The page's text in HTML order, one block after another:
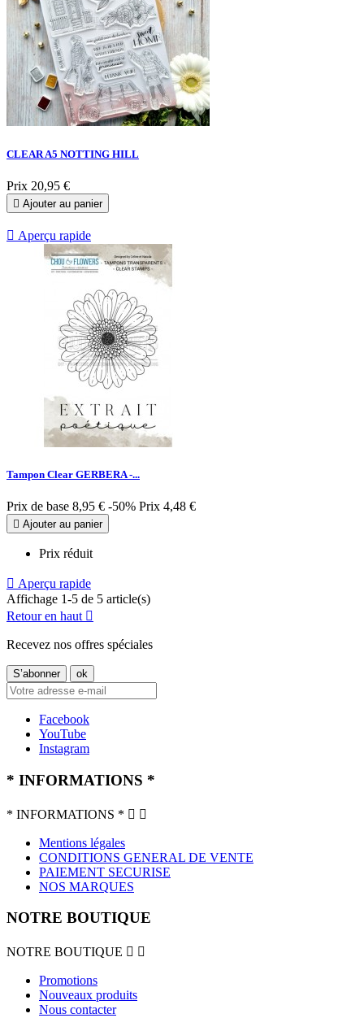
CLEAR A5 NOTTING HILL
Prix 20,95 €
 Ajouter au panier
 Aperçu rapide
Tampon Clear GERBERA -...
Prix de base 8,95 € -50% Prix 4,48 €
 Ajouter au panier
Prix réduit
 Aperçu rapide
Affichage 1-5 de 5 article(s)
Retour en haut 
Recevez nos offres spéciales
Facebook
YouTube
Instagram
* INFORMATIONS *
* INFORMATIONS *  
Mentions légales
CONDITIONS GENERAL DE VENTE
PAIEMENT SECURISE
NOS MARQUES
NOTRE BOUTIQUE
NOTRE BOUTIQUE  
Promotions
Nouveaux produits
Nous contacter